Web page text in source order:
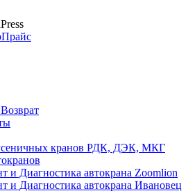
кранов РДК, ДЭК, МКГ
и Диагностика автокрана Zoomlion
и Диагностика автокрана Ивановец